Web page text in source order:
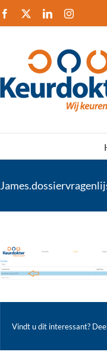
Facebook LinkedInInstagram
Vindt u dit interessant?